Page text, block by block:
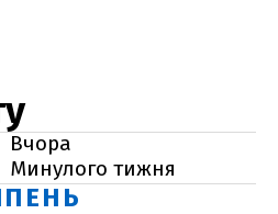
Вчора
Минулого тижня